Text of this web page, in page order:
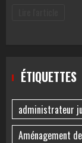
ÉTIQUETTES
administrateur
Aménagement